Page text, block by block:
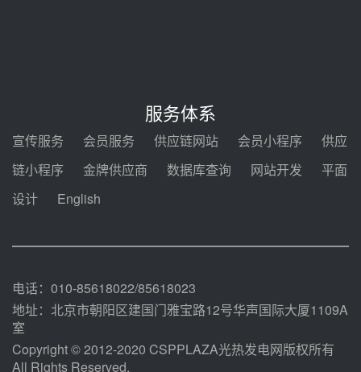
目海南州香加#1储能工程EPC总承
包项目设备采购
河北金悦弘千中标重能新疆天山北
麓100MW光热发电项目用“碳钢、
100MW光热发电项目管件采购
服务体系
宣传服务 会员服务 供应链网站 会员小程序
供应
链小程序
金牌供应商 数据库查询 网站开发
平面
设计
English
电话：010-85618022/85618023
地址：北京市朝阳区建国门雅宝路12号华声国际大厦1109A
室
Copyright © 2012-2020 CSPPLAZA光热发电网版权所有
All Rights Reserved.